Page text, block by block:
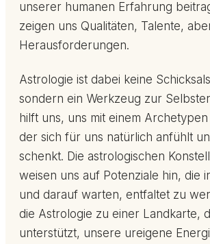
unserer humanen Erfahrung
zeigen uns Qualitäten, Talente,
Herausforderungen.
Astrologie ist dabei keine
sondern ein Werkzeug zur
hilft uns, uns mit einem
der sich für uns natürlich anfühlt
schenkt. Die astrologischen
weisen uns auf Potenziale hin, die
und darauf warten, entfaltet zu
die Astrologie zu einer Landkarte,
unterstützt, unsere ureigene